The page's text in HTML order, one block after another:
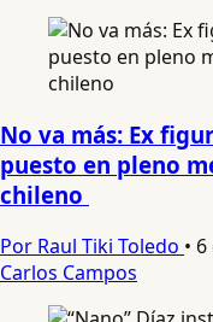
No va más: Ex
puesto en pleno
chileno
Por Raul Tiki Toledo • 6
Carlos Campos